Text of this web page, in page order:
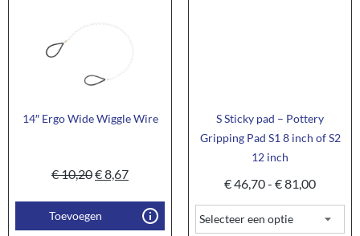
14″ Ergo Wide Wiggle Wire
€10,20€8,67
Toevoegen
S Sticky pad – Pottery
Gripping Pad S1 8 inch of S2
12 inch
€46,70- €81,00